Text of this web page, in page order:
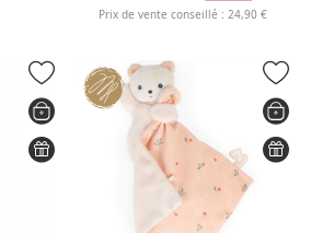
Prix de vente conseillé : 24,90 €